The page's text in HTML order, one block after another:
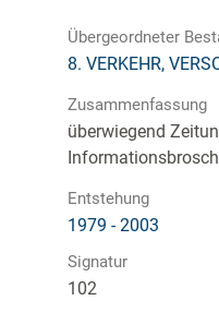
Übergeordneter
8. VERKEHR,
Zusammenfassung
überwiegend
Entstehung
1979 - 2003
Signatur
102